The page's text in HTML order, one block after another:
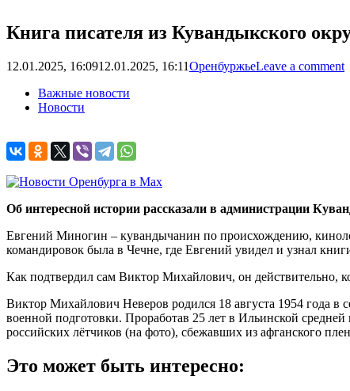
Книга писателя из Кувандыкского
12.01.2025, 16:0912.01.2025, 16:11ОренбуржьеLeave a comment
Важные новости
Новости
Об интересной истории рассказали в администрации
Евгений Миногин – кувандычанин по происхождению,
командировок была в Чечне, где Евгений увидел и узнал
Как подтвердил сам Виктор Михайлович, он действительно,
Виктор Михайлович Неверов родился 18 августа 1954 года в
военной подготовки. Проработав 25 лет в Ильинской
российских лётчиков (на фото), сбежавших из афганского
Это может быть интересно: